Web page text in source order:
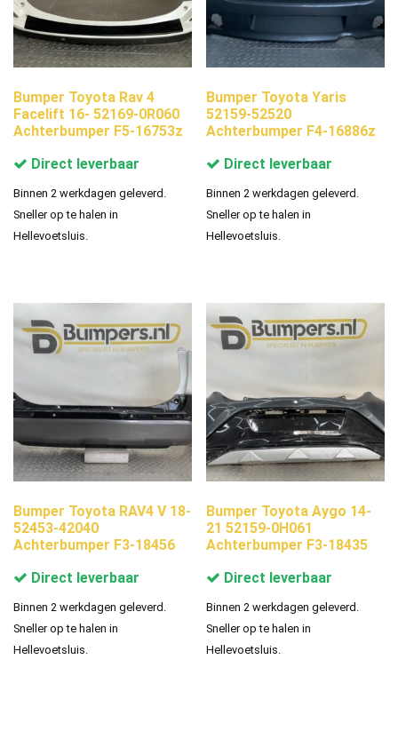
Bumper Toyota Rav 4
Facelift 16- 52169-0R060
Achterbumper F5-16753z
Direct leverbaar
Binnen 2 werkdagen geleverd.
Sneller op te halen in
Hellevoetsluis.
Bumper Toyota Yaris
52159-52520
Achterbumper F4-16886z
Direct leverbaar
Binnen 2 werkdagen geleverd.
Sneller op te halen in
Hellevoetsluis.
Bumper Toyota RAV4 V 18-
52453-42040
Achterbumper F3-18456
Direct leverbaar
Binnen 2 werkdagen geleverd.
Sneller op te halen in
Hellevoetsluis.
Bumper Toyota Aygo 14-
21 52159-0H061
Achterbumper F3-18435
Direct leverbaar
Binnen 2 werkdagen geleverd.
Sneller op te halen in
Hellevoetsluis.